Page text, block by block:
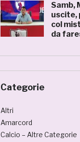
Samb,
uscite,
col
da
Categorie
Altri
Amarcord
Calcio – Altre Categorie